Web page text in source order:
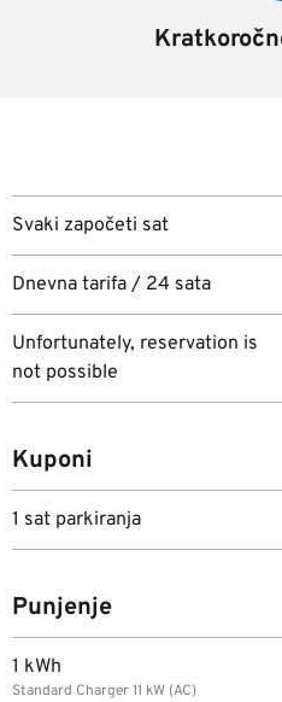
Svaki započeti sat
Dnevna tarifa / 24 sata
Unfortunately, reservation is
not possible
Kuponi
1 sat parkiranja
Punjenje
1 kWh
Standard Charger 11 kW (AC)